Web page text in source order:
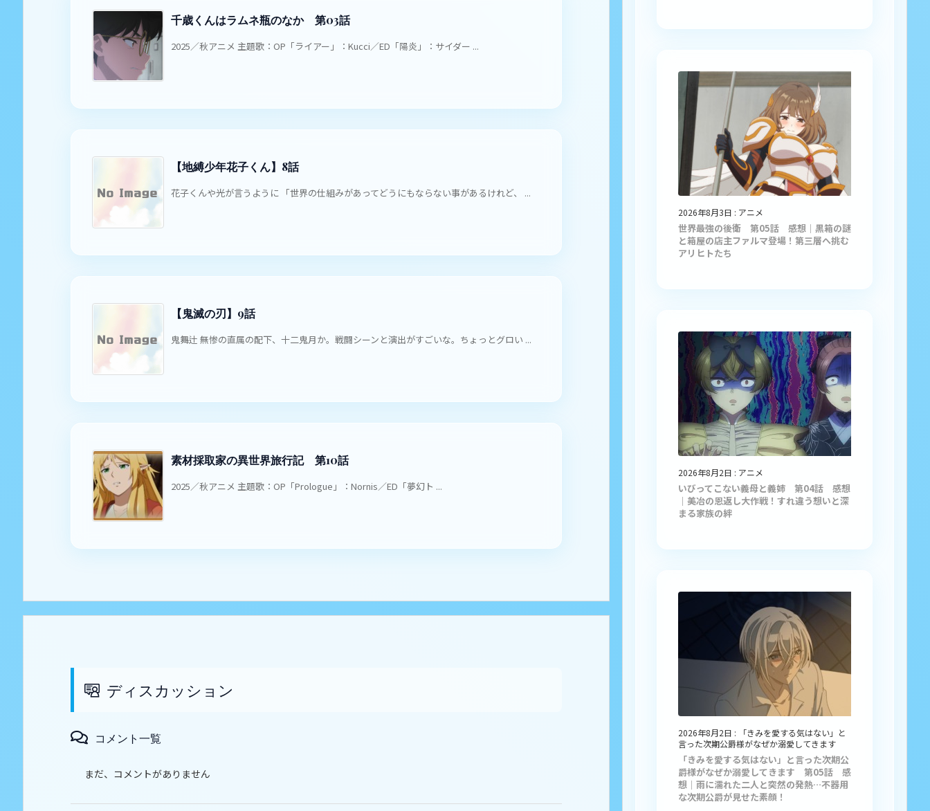
千歳くんはラムネ瓶のなか 第03話
2025／秋アニメ 主題歌：OP「ライアー」：Kucci／ED「陽炎」：サイダー ...
【地縛少年花子くん】8話
花子くんや光が言うように 「世界の仕組みがあってどうにもならない事があるけれど、 ...
【鬼滅の刃】9話
鬼舞辻 無惨の直属の配下、十二鬼月か。戦闘シーンと演出がすごいな。ちょっとグロい ...
素材採取家の異世界旅行記 第10話
2025／秋アニメ 主題歌：OP「Prologue」：Nornis／ED「夢幻ト ...
ディスカッション
コメント一覧
まだ、コメントがありません
2026年8月3日 : アニメ
世界最強の後衛 第05話 感想｜黒箱の謎
と箱屋の店主ファルマ登場！第三層へ挑む
アリヒトたち
2026年8月2日 : アニメ
いびってこない義母と義姉 第04話 感想
｜美冶の恩返し大作戦！すれ違う想いと深
まる家族の絆
2026年8月2日 :
「きみを愛する気はない」と
言った次期公爵様がなぜか溺愛してきます
「きみを愛する気はない」と言った次期公
爵様がなぜか溺愛してきます 第05話 感
想｜雨に濡れた二人と突然の発熱…不器用
な次期公爵が見せた素顔！